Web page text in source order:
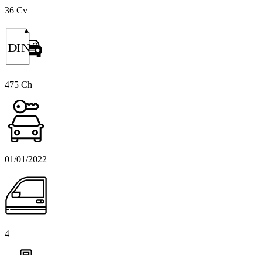
36 Cv
DIN
475 Ch
01/01/2022
4